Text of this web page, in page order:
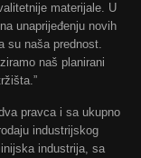
materijale. U
unaprijeđenju novih
su naša prednost.
naš planirani
pravca i sa ukupno
industrijskog
industrija, sa